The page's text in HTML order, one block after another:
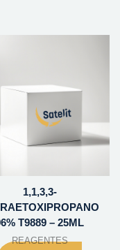
1,1,3,3-
T9889 – 25ML
REAGENTES